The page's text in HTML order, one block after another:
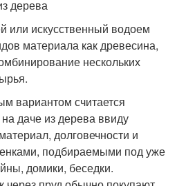
дерева
или искусственный водоем
материала как древесина,
нескольких
вариантом считается
даче из дерева ввиду
долговечности и
подбираемыми под уже
домики, беседки.